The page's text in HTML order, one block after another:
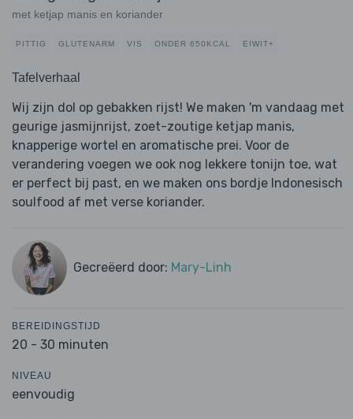
met ketjap manis en koriander
PITTIG GLUTENARM VIS ONDER 650KCAL EIWIT+
Tafelverhaal
Wij zijn dol op gebakken rijst! We maken 'm vandaag met
geurige jasmijnrijst, zoet-zoutige ketjap manis,
knapperige wortel en aromatische prei. Voor de
verandering voegen we ook nog lekkere tonijn toe, wat
er perfect bij past, en we maken ons bordje Indonesisch
soulfood af met verse koriander.
Gecreëerd door: Mary-Linh
BEREIDINGSTIJD
20 - 30 minuten
NIVEAU
eenvoudig